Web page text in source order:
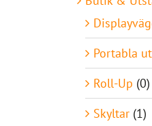
Portabla
Roll-Up (0)
Skyltar (1)